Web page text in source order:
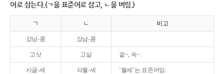
어로 삼는다.(ㄱ을 표준어로 삼고, ㄴ을 버림.)
ㄱ ㄴ 비고
강낭-콩 강남-콩
고삿 고샅 겉~, 속~.
사글-세 삭월-세 ‘월세’는 표준어임.